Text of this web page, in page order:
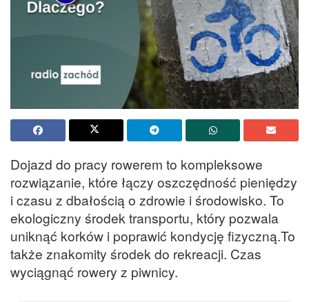
Dojazd do pracy rowerem to kompleksowe
rozwiązanie, które łączy oszczędność pieniędzy
i czasu z dbałością o zdrowie i środowisko. To
ekologiczny środek transportu, który pozwala
uniknąć korków i poprawić kondycję fizyczną.To
także znakomity środek do rekreacji. Czas
wyciągnąć rowery z piwnicy.